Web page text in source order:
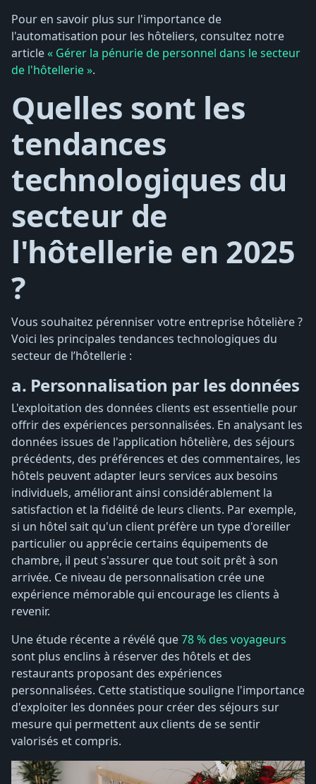
Pour en savoir plus sur l'importance de
l'automatisation pour les hôteliers, consultez notre
article« Gérer la pénurie de personnel dans le secteur
de l'hôtellerie ».
Quelles sont les
tendances
technologiques du
secteur de
l'hôtellerie en 2025
?
Vous souhaitez pérenniser votre entreprise hôtelière ?
Voici les principales tendances technologiques du
secteur de l’hôtellerie :
a. Personnalisation par les données
L'exploitation des données clients est essentielle pour
offrir des expériences personnalisées. En analysant les
données issues de l'application hôtelière, des séjours
précédents, des préférences et des commentaires, les
hôtels peuvent adapter leurs services aux besoins
individuels, améliorant ainsi considérablement la
satisfaction et la fidélité de leurs clients. Par exemple,
si un hôtel sait qu'un client préfère un type d'oreiller
particulier ou apprécie certains équipements de
chambre, il peut s'assurer que tout soit prêt à son
arrivée. Ce niveau de personnalisation crée une
expérience mémorable qui encourage les clients à
revenir.
Une étude récente a révélé que78 % des voyageurs
sont plus enclins à réserver des hôtels et des
restaurants proposant des expériences
personnalisées. Cette statistique souligne l'importance
d'exploiter les données pour créer des séjours sur
mesure qui permettent aux clients de se sentir
valorisés et compris.